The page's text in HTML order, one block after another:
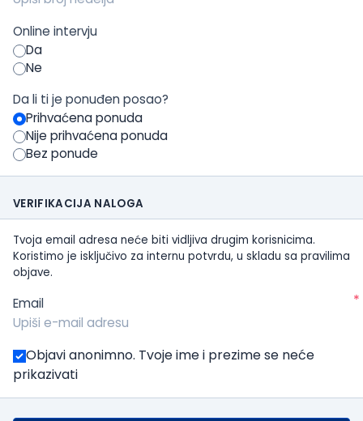
Online intervju
Da
Ne
Da li ti je ponuđen posao?
Prihvaćena ponuda
Nije prihvaćena ponuda
Bez ponude
VERIFIKACIJA NALOGA
Tvoja email adresa neće biti vidljiva drugim korisnicima.
Koristimo je isključivo za internu potvrdu, u skladu sa pravilima
objave.
Email *
Objavi anonimno. Tvoje ime i prezime se neće
prikazivati